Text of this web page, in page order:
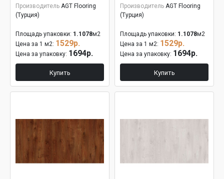
Производитель AGT Flooring
(Турция)
Площадь упаковки: 1.1078м2
Цена за 1 м2: 1529р.
Цена за упаковку: 1694р.
Купить
Производитель AGT Flooring
(Турция)
Площадь упаковки: 1.1078м2
Цена за 1 м2: 1529р.
Цена за упаковку: 1694р.
Купить